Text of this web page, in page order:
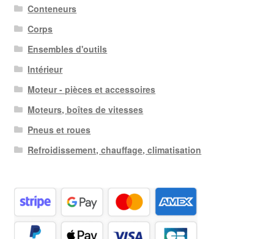
Conteneurs
Corps
Ensembles d'outils
Intérieur
Moteur - pièces et accessoires
Moteurs, boîtes de vitesses
Pneus et roues
Refroidissement, chauffage, climatisation